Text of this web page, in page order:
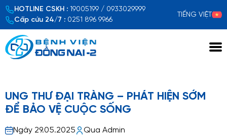
HOTLINE CSKH : 19005199 / 0933029999
Cấp cứu 24/7 : 0251 896 9966
TIẾNG VIỆT
UNG THƯ ĐẠI TRÀNG – PHÁT HIỆN SỚM
ĐỂ BẢO VỆ CUỘC SỐNG
Ngày 29.05.2025 Qua Admin